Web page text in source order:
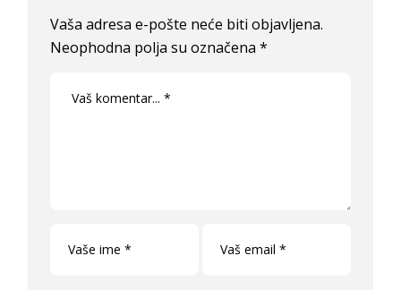
Vaša adresa e-pošte neće biti objavljena.
Neophodna polja su označena*